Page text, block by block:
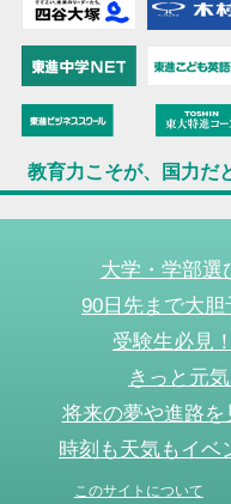
教育力こそが、国力だ
大学・学部選
90日先まで大
受験生必見
きっと元
将来の夢や進路を
時刻も天気もイベ
このサイトについて